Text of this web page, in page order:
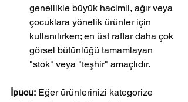
genellikle büyük hacimli, ağır veya
çocuklara yönelik ürünler için
kullanılırken; en üst raflar daha çok
görsel bütünlüğü tamamlayan
"stok" veya "teşhir" amaçlıdır.
İpucu: Eğer ürünlerinizi kategorize